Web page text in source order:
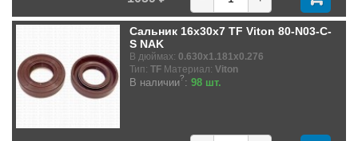
Сальник 16x30x7 TF Viton 80-N03-C-
S NAK
В дюймах: 0.630x1.181x0.276
Тип: TF Материал: Viton
В наличии?: 98 шт.